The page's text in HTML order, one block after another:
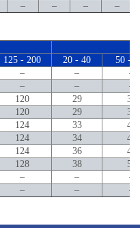
– – – –
125 - 200 20 - 40
50 -
– –
–
– –
–
120 29
39
120 29
39
124 33
45
124 34
46
124 36
48
128 38
50
– –
–
– – –